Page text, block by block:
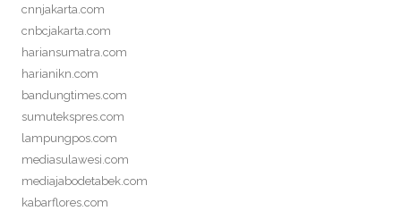
cnnjakarta.com
cnbcjakarta.com
hariansumatra.com
harianikn.com
bandungtimes.com
sumutekspres.com
lampungpos.com
mediasulawesi.com
mediajabodetabek.com
kabarflores.com